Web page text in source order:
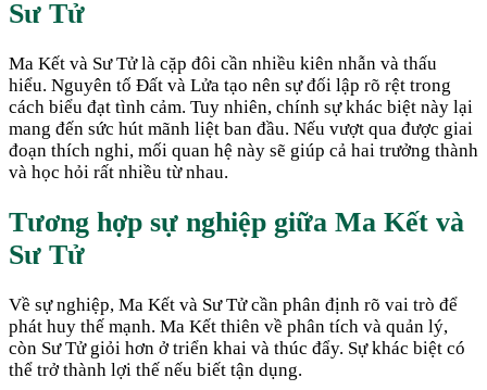
Sư Tử
Ma Kết và Sư Tử là cặp đôi cần nhiều kiên nhẫn và thấu
hiểu. Nguyên tố Đất và Lửa tạo nên sự đối lập rõ rệt trong
cách biểu đạt tình cảm. Tuy nhiên, chính sự khác biệt này lại
mang đến sức hút mãnh liệt ban đầu. Nếu vượt qua được giai
đoạn thích nghi, mối quan hệ này sẽ giúp cả hai trưởng thành
và học hỏi rất nhiều từ nhau.
Tương hợp sự nghiệp giữa Ma Kết và
Sư Tử
Về sự nghiệp, Ma Kết và Sư Tử cần phân định rõ vai trò để
phát huy thế mạnh. Ma Kết thiên về phân tích và quản lý,
còn Sư Tử giỏi hơn ở triển khai và thúc đẩy. Sự khác biệt có
thể trở thành lợi thế nếu biết tận dụng.